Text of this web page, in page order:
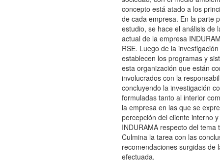
concepto está atado a los
de cada empresa. En la parte
estudio, se hace el análisis de
actual de la empresa
RSE. Luego de la
establecen los programas y
esta organización que están
involucrados con la
concluyendo la investigación
formuladas tanto al interior
la empresa en las que se
percepción del cliente interno
INDURAMA respecto del tema
Culmina la tarea con las
recomendaciones surgidas de
efectuada.